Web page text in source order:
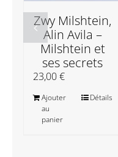
Zwy Milshtein,
Alin Avila –
Milshtein et
ses secrets
23,00€
Ajouter
au
panier
Détails